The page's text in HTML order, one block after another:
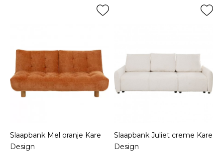
Slaapbank Mel oranje Kare
Design
Slaapbank Juliet creme Kare
Design